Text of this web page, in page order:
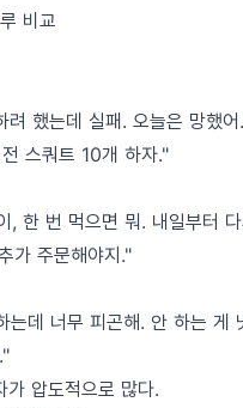
비교
했는데 실패. 오늘은 망했
스쿼트 10개 하자."
, 한 번 먹으면 뭐. 내일부터
가 주문해야지."
데 너무 피곤해. 안 하는 게
가 압도적으로 많다.